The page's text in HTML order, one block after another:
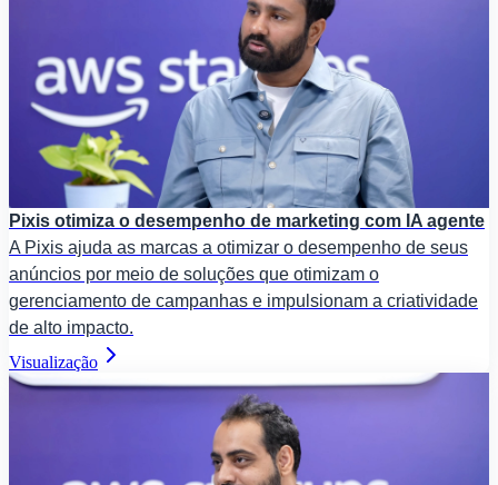
Pixis otimiza o desempenho de marketing com IA agente
A Pixis ajuda as marcas a otimizar o desempenho de seus
anúncios por meio de soluções que otimizam o
gerenciamento de campanhas e impulsionam a criatividade
de alto impacto.
Visualização